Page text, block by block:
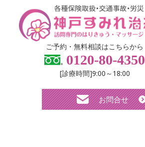
ご予約・無料相談はこちらから
0120-80-4350
[診療時間]9:00～18:00
お問合せ
弊社について
スタッフ紹介
診療メニュー・料金